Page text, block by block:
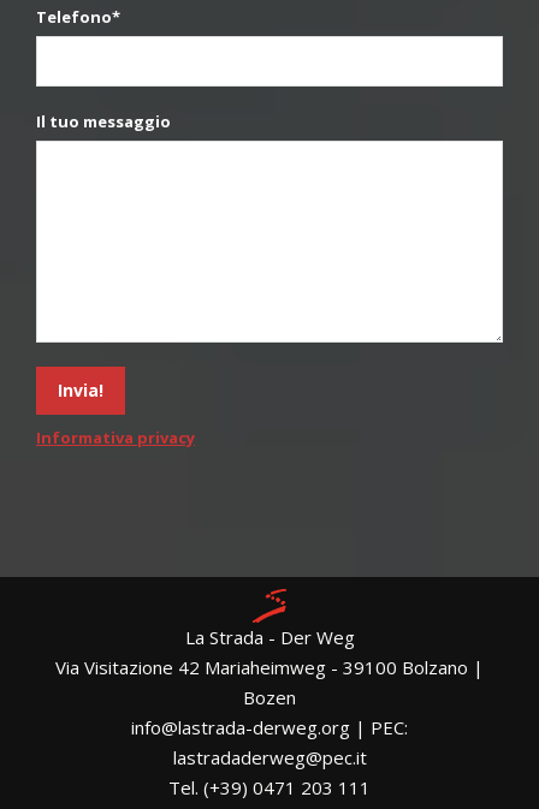
Telefono*
Il tuo messaggio
Informativa privacy
La Strada - Der Weg
Via Visitazione 42 Mariaheimweg - 39100 Bolzano |
Bozen
info@lastrada-derweg.org | PEC:
lastradaderweg@pec.it
Tel. (+39) 0471 203 111